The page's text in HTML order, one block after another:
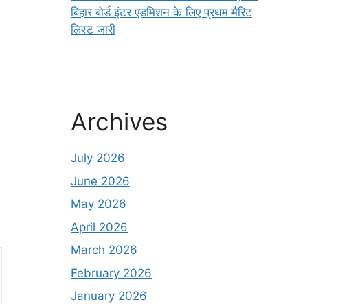
बिहार बोर्ड इंटर एडमिशन के लिए प्रथम मैरिट
लिस्ट जारी
Archives
July 2026
June 2026
May 2026
April 2026
March 2026
February 2026
January 2026